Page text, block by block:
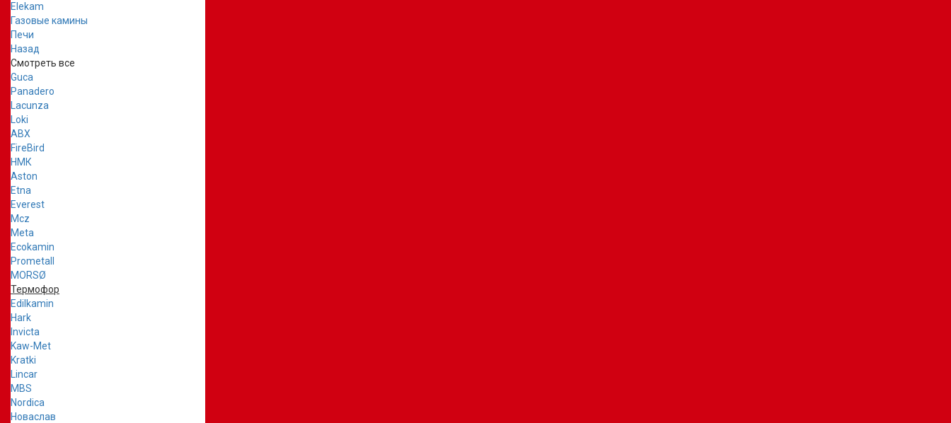
Elekam
Газовые камины
Печи
Назад
Смотреть все
Guca
Panadero
Lacunza
Loki
ABX
FireBird
НМК
Aston
Etna
Everest
Mcz
Meta
Ecokamin
Prometall
MORSØ
Термофор
Edilkamin
Hark
Invicta
Kaw-Met
Kratki
Lincar
MBS
Nordica
Новаслав